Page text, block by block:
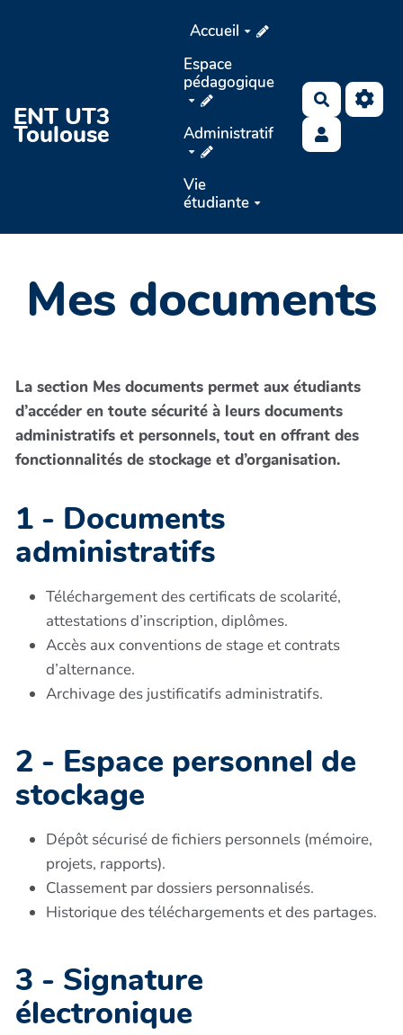
Aller au contenu principal
ENT UT3
Toulouse
Accueil
Espace
pédagogique
Administratif
Vie
étudiante
Mes documents
La section Mes documents permet aux étudiants
d’accéder en toute sécurité à leurs documents
administratifs et personnels, tout en offrant des
fonctionnalités de stockage et d’organisation.
1 - Documents
administratifs
Téléchargement des certificats de scolarité,
attestations d’inscription, diplômes.
Accès aux conventions de stage et contrats
d’alternance.
Archivage des justificatifs administratifs.
2 - Espace personnel de
stockage
Dépôt sécurisé de fichiers personnels (mémoire,
projets, rapports).
Classement par dossiers personnalisés.
Historique des téléchargements et des partages.
3 - Signature
électronique